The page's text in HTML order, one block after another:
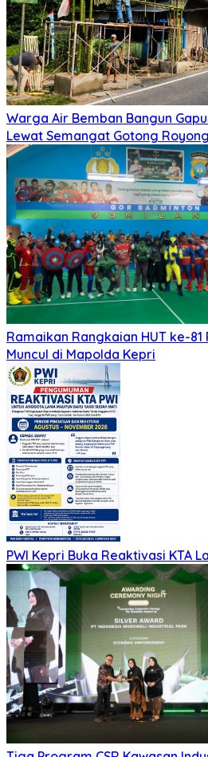
Warga Air Bemban Bangun
Lewat Semangat Gotong Royong
Ramaikan Rangkaian HUT ke-81
Muncul di Mapolda Kepri
PWI Kepri Buka Reaktivasi KTA